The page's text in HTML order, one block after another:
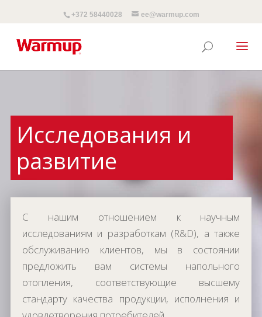
+372 58440028 ee@warmup.com
Исследования и
развитие
С нашим отношением к научным
исследованиям и разработкам (R&D), а также
обслуживанию клиентов, мы в состоянии
предложить вам системы напольного
отопления, соответствующие высшему
стандарту качества продукции, исполнения и